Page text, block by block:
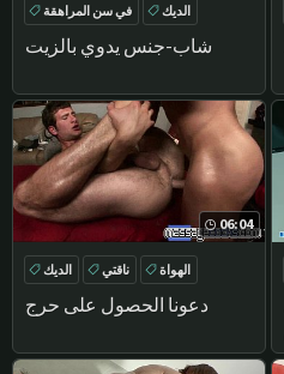
شاب-جنس يدوي بالزيت
في سن المراهقة
الديك
HANDJOB
تدليك
06:04
دعونا الحصول على حرج
الديك ناقتي
الهواة